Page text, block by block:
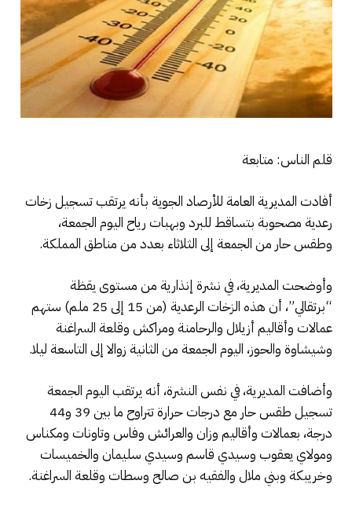
قلم الناس: متابعة
أفادت المديرية العامة للأرصاد الجوية بأنه يرتقب تسجيل زخات
رعدية مصحوبة بتساقط للبرد وبهبات رياح اليوم الجمعة،
وطقس حار من الجمعة إلى الثلاثاء بعدد من مناطق المملكة.
وأوضحت المديرية، في نشرة إنذارية من مستوى يقظة
“برتقالي”، أن هذه الزخات الرعدية (من 15 إلى 25 ملم) ستهم
عمالات وأقاليم أزيلال والرحامنة ومراكش وقلعة السراغنة
وشيشاوة والحوز، اليوم الجمعة من الثانية زوالا إلى التاسعة ليلا.
وأضافت المديرية، في نفس النشرة، أنه يرتقب اليوم الجمعة
تسجيل طقس حار مع درجات حرارة تتراوح ما بين 39 و44
درجة، بعمالات وأقاليم وزان والعرائش وفاس وتاونات ومكناس
ومولاي يعقوب وسيدي قاسم وسيدي سليمان والخميسات
وخريبكة وبني ملال والفقيه بن صالح وسطات وقلعة السراغنة.